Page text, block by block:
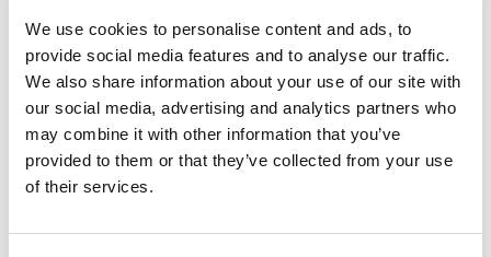
We use cookies to personalise content and ads, to
provide social media features and to analyse our traffic.
We also share information about your use of our site with
our social media, advertising and analytics partners who
may combine it with other information that you’ve
provided to them or that they’ve collected from your use
of their services.
commission regulations
Posted on15 Gennaio 2023(9 Maggio 2024)by
rdellisanti rdellisanti